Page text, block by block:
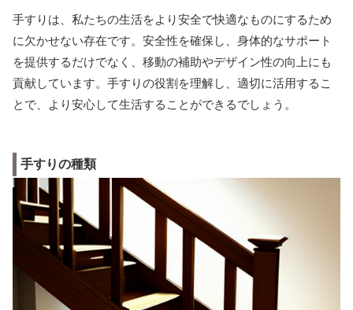
手すりは、私たちの生活をより安全で快適なものにするため
に欠かせない存在です。安全性を確保し、身体的なサポート
を提供するだけでなく、移動の補助やデザイン性の向上にも
貢献しています。手すりの役割を理解し、適切に活用するこ
とで、より安心して生活することができるでしょう。
手すりの種類